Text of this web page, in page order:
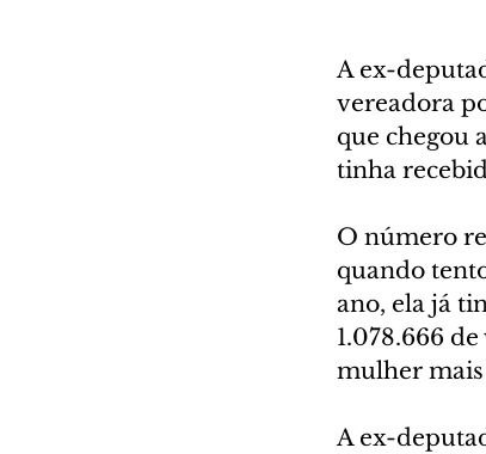
A ex-
vereadora
que chegou
tinha
O número
quando
ano, ela já
1.078.666
mulher mais
A ex-